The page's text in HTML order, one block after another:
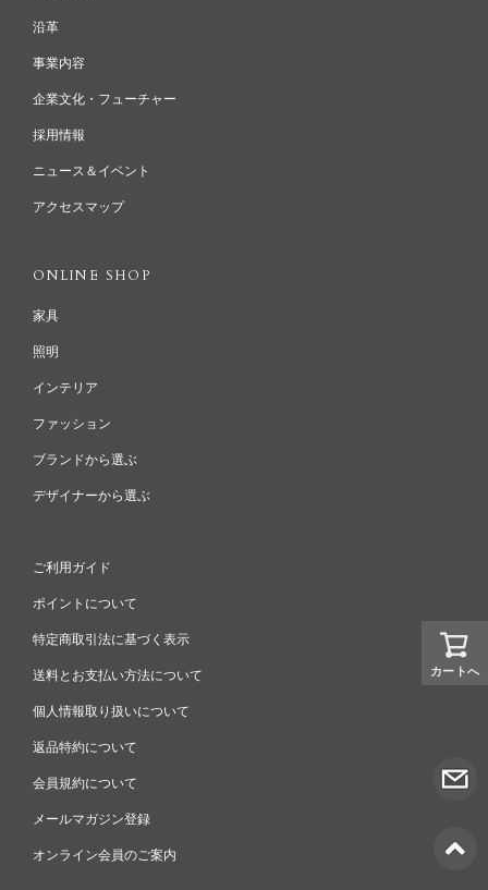
カートへ
沿革
事業内容
企業文化・フューチャー
採用情報
ニュース＆イベント
アクセスマップ
ONLINE SHOP
家具
照明
インテリア
ファッション
ブランドから選ぶ
デザイナーから選ぶ
ご利用ガイド
ポイントについて
特定商取引法に基づく表示
送料とお支払い方法について
個人情報取り扱いについて
返品特約について
会員規約について
メールマガジン登録
オンライン会員のご案内